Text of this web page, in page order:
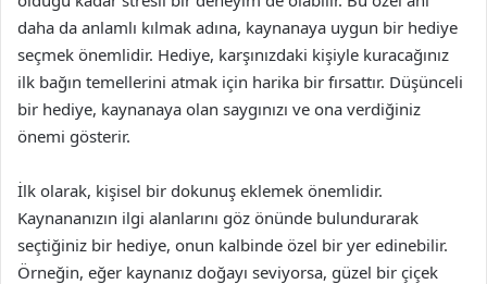
daha da anlamlı kılmak adına, kaynanaya uygun bir hediye
seçmek önemlidir. Hediye, karşınızdaki kişiyle kuracağınız
ilk bağın temellerini atmak için harika bir fırsattır. Düşünceli
bir hediye, kaynanaya olan saygınızı ve ona verdiğiniz
önemi gösterir.
İlk olarak, kişisel bir dokunuş eklemek önemlidir.
Kaynananızın ilgi alanlarını göz önünde bulundurarak
seçtiğiniz bir hediye, onun kalbinde özel bir yer edinebilir.
Örneğin, eğer kaynanız doğayı seviyorsa, güzel bir çiçek